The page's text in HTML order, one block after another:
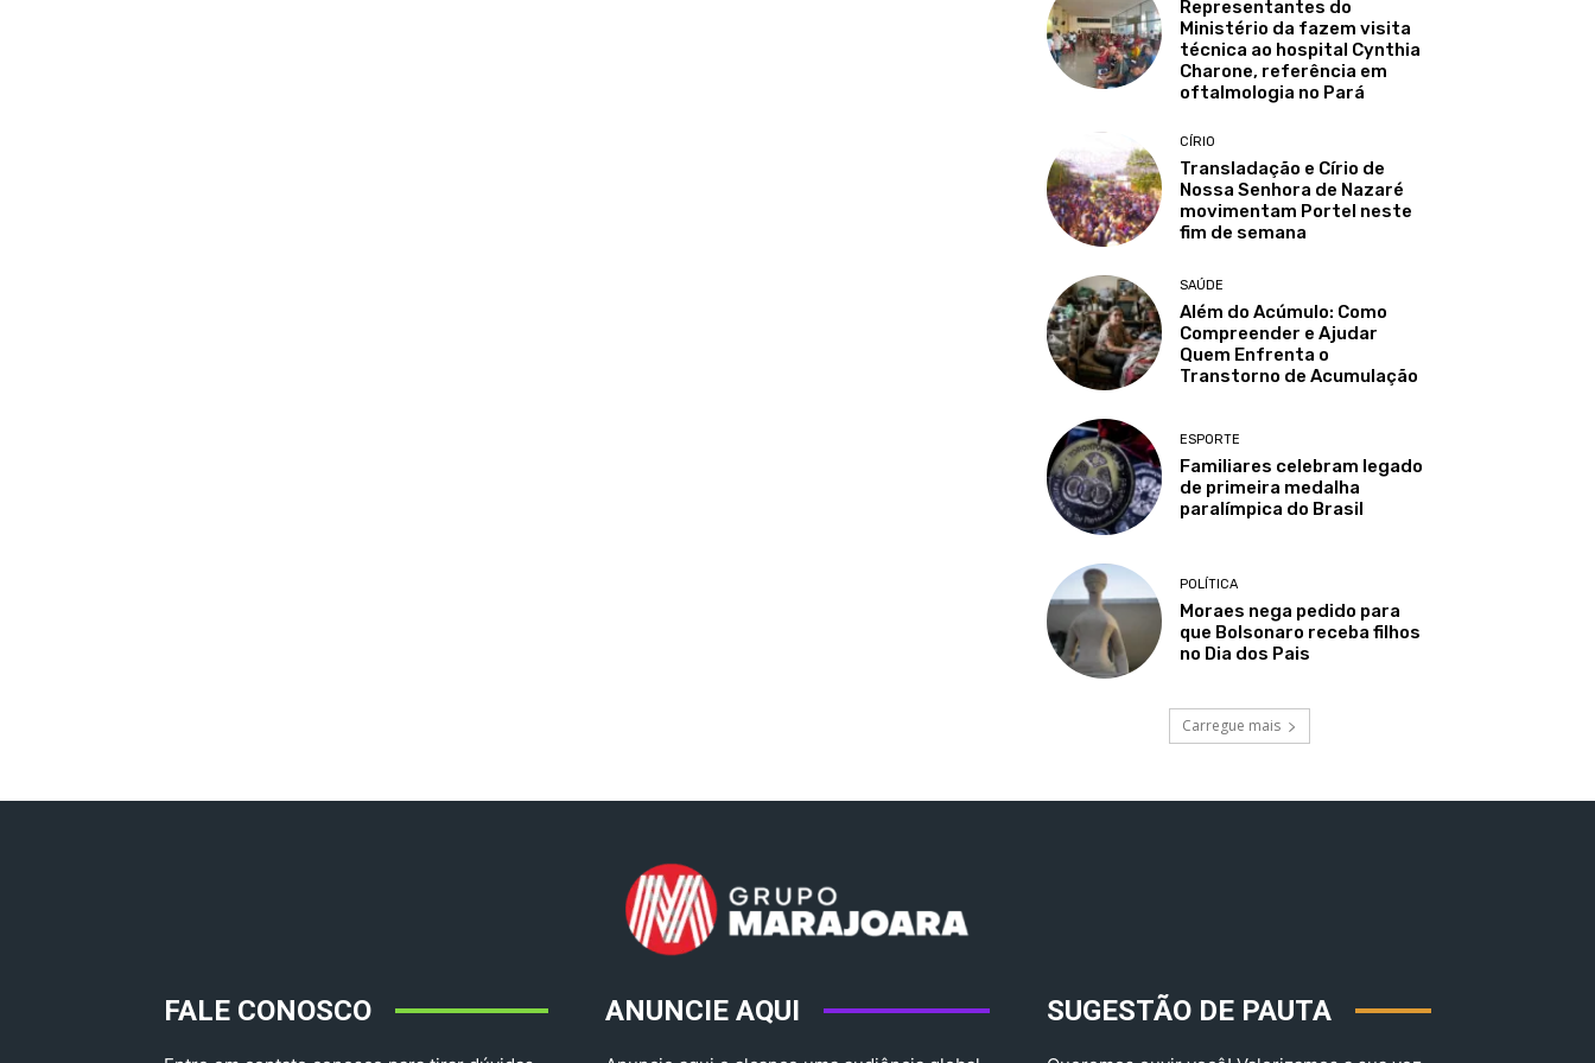
Representantes do
Ministério da fazem visita
técnica ao hospital Cynthia
Charone, referência em
oftalmologia no Pará
CÍRIO
Transladação e Círio de
Nossa Senhora de Nazaré
movimentam Portel neste
fim de semana
SAÚDE
Além do Acúmulo: Como
Compreender e Ajudar
Quem Enfrenta o
Transtorno de Acumulação
ESPORTE
Familiares celebram legado
de primeira medalha
paralímpica do Brasil
POLÍTICA
Moraes nega pedido para
que Bolsonaro receba filhos
no Dia dos Pais
Carregue mais
FALE CONOSCO ANUNCIE AQUI SUGESTÃO DE PAUTA